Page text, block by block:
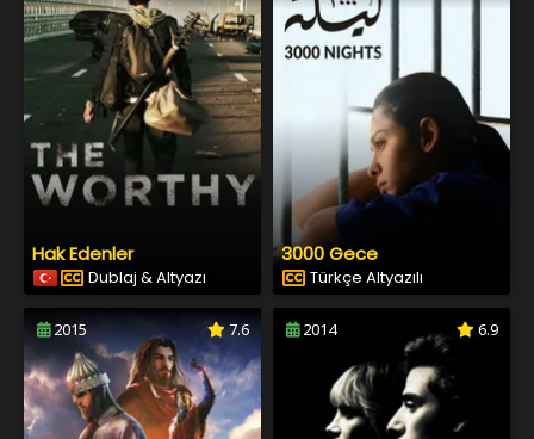
Hak Edenler
Dublaj & Altyazı
3000 Gece
Türkçe Altyazılı
2015 7.6 2014 6.9